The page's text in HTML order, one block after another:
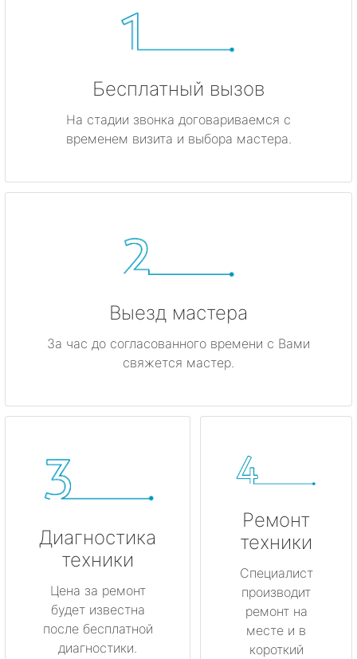
Бесплатный вызов
На стадии звонка договариваемся с
временем визита и выбора мастера.
Выезд мастера
За час до согласованного времени с Вами
свяжется мастер.
Диагностика
техники
Цена за ремонт
будет известна
после бесплатной
диагностики.
Ремонт
техники
Специалист
производит
ремонт на
месте и в
короткий